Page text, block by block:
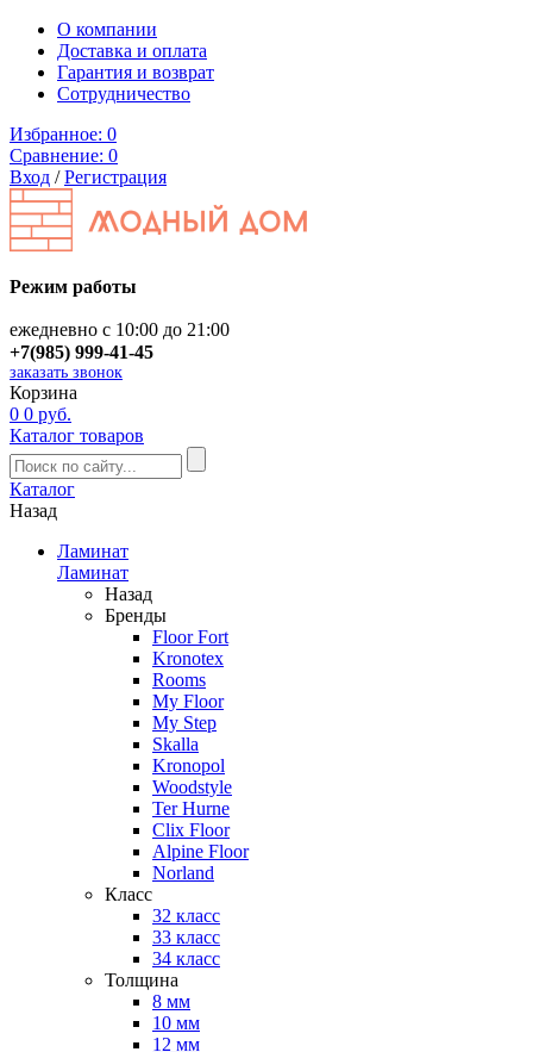
О компании
Доставка и оплата
Гарантия и возврат
Сотрудничество
Избранное: 0
Сравнение: 0
Вход /Регистрация
Режим работы
ежедневно с 10:00 до 21:00
+7(985) 999-41-45
заказать звонок
Корзина
0 0 руб.
Каталог товаров
Каталог
Назад
Ламинат
Ламинат
Назад
Бренды
Floor Fort
Kronotex
Rooms
My Floor
My Step
Skalla
Kronopol
Woodstyle
Ter Hurne
Clix Floor
Alpine Floor
Norland
Класс
32 класс
33 класс
34 класс
Толщина
8 мм
10 мм
12 мм